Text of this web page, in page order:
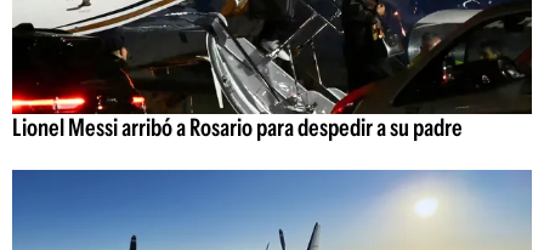
Lionel Messi arribó a Rosario para despedir a su padre